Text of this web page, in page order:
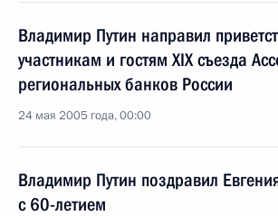
Владимир Путин направил
участникам и гостям XIX съезда
региональных банков России
24 мая 2005 года, 00:00
Владимир Путин поздравил
с 60-летием